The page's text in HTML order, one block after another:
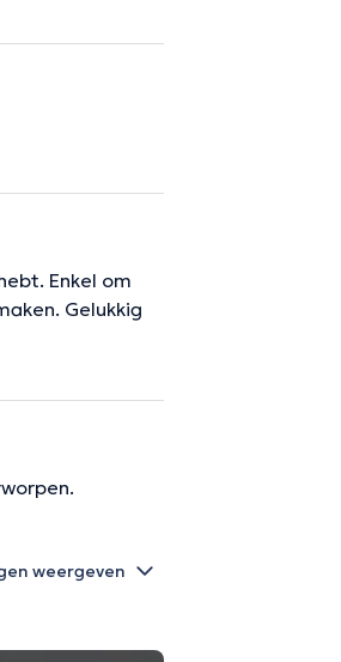
Enkel om
Gelukkig
weergeven